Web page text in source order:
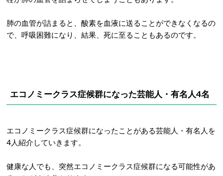
肺の血管が詰まると、酸素を血液に送ることができなくなるの
で、呼吸困難になり、結果、死に至ることもあるのです。
エコノミークラス症候群になった芸能人・有名人4名
エコノミークラス症候群になったことがある芸能人・有名人を
4人紹介していきます。
健康な人でも、突然エコノミークラス症候群になる可能性があ